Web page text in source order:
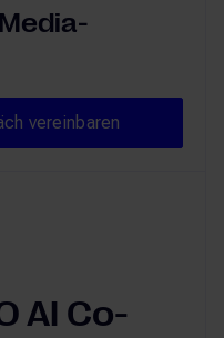
Strategiegespräch
vereinbaren
AI Co-